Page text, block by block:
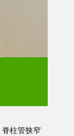
柱管狭窄